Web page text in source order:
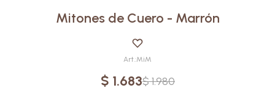
Mitones de Cuero - Marrón
MiM
$ 1.683$1.980